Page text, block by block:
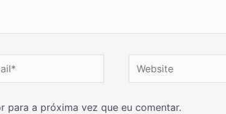
para a próxima vez que eu comentar.